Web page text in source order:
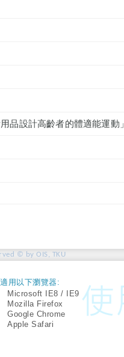
品設計高齡者的體適能運動」
© by OIS, TKU
適用以下瀏覽器:
Microsoft IE8 / IE9
Mozilla Firefox
Google Chrome
Apple Safari